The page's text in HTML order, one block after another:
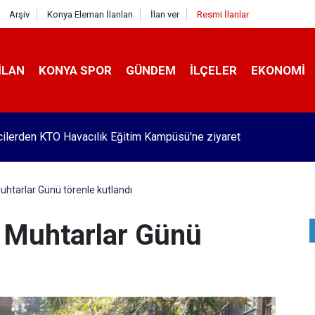
Arşiv Konya Eleman İlanları İlan ver Resmi İlanlar
KONYA SPOR GÜNDEM İLÇELER EKONOMI
esnaf ziyareti
Günü törenle kutlandı
Günü